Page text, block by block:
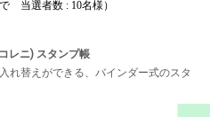
で 当選者数 : 10名様）
レニ) スタンプ帳
れ替えができる、バインダー式のスタ